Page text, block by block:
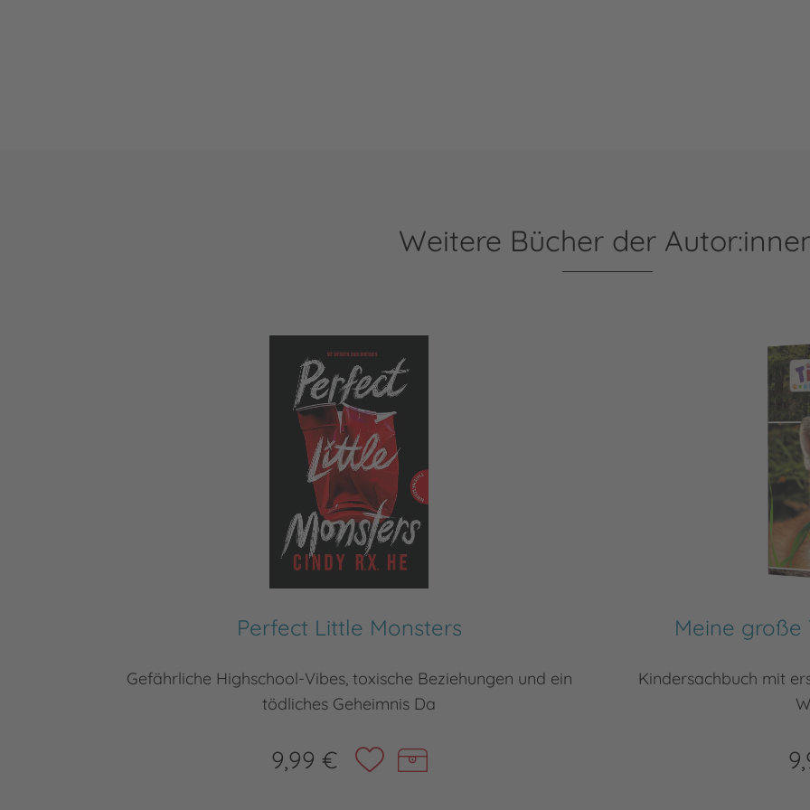
Weitere Bücher der
Perfect Little Monsters
Gefährliche Highschool-Vibes, toxische Beziehungen und ein
tödliches Geheimnis Da
9,99 €
Meine große
Kindersachbuch mit